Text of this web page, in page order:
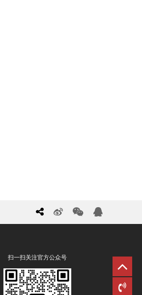
扫一扫关注官方公众号